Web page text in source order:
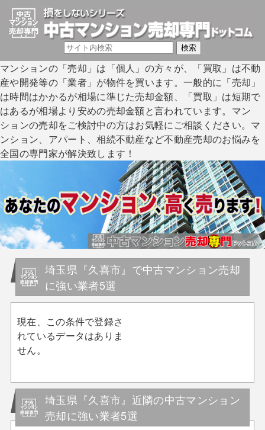
マンションの「売却」は「個人」の方々が、「買取」は不動
産や開発等の「業者」が物件を買います。一般的に「売却」
は時間はかかるが相場に準じた売却金額、「買取」は短期で
はあるが相場より安めの売却金額と言われています。マン
ションの売却をご検討中の方はお気軽にご相談ください。マ
ンション、アパート、相続不動産など不動産売却のお悩みを
全国の専門家が解決致します！
埼玉県『久喜市』で中古マンション売却
に強い業者5選
現在、この条件で登録さ
れているデータはありま
せん。
埼玉県『久喜市』近隣の中古マンション
売却に強い業者5選